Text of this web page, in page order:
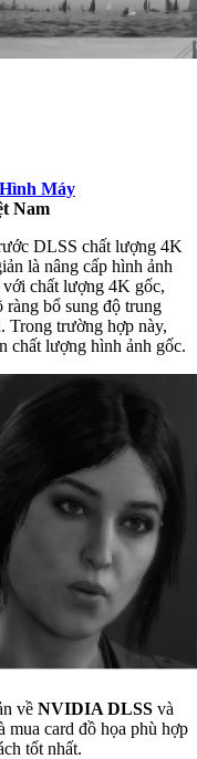
Máy
Nam
DLSS chất lượng 4K
là nâng cấp hình ảnh
với chất lượng 4K gốc,
bổ sung độ trung
Trong trường hợp này,
chất lượng hình ảnh gốc.
về NVIDIA DLSS và
mua card đồ họa phù hợp
tốt nhất.